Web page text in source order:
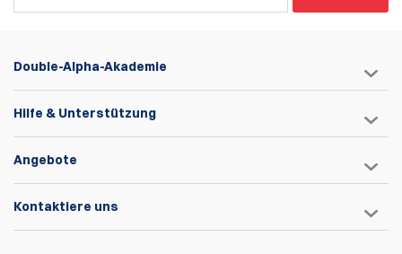
Double-Alpha-Akademie
Hilfe & Unterstützung
Angebote
Kontaktiere uns